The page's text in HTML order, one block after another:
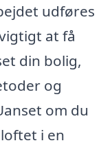
udføres
at få
din bolig,
og
om du
i en